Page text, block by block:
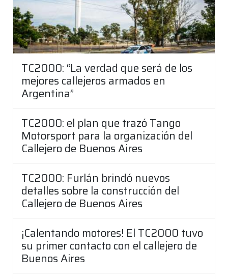
TC2000: “La verdad que será de los
mejores callejeros armados en
Argentina”
TC2000: el plan que trazó Tango
Motorsport para la organización del
Callejero de Buenos Aires
TC2000: Furlán brindó nuevos
detalles sobre la construcción del
Callejero de Buenos Aires
¡Calentando motores! El TC2000 tuvo
su primer contacto con el callejero de
Buenos Aires